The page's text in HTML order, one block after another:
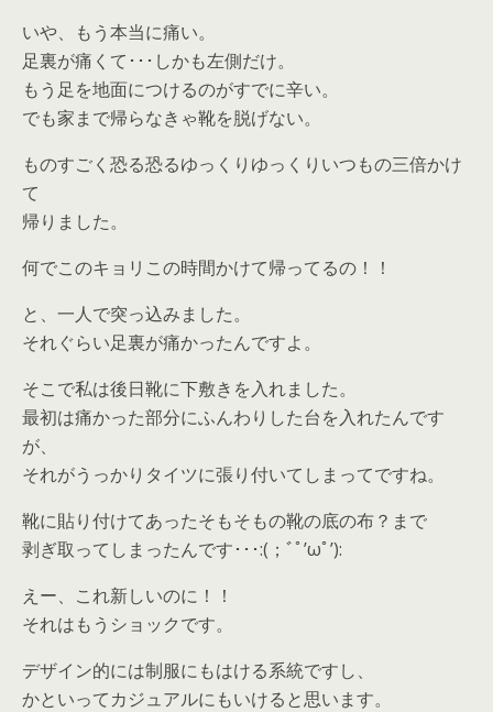
いや、もう本当に痛い。
足裏が痛くて･･･しかも左側だけ。
もう足を地面につけるのがすでに辛い。
でも家まで帰らなきゃ靴を脱げない。
ものすごく恐る恐るゆっくりゆっくりいつもの三倍かけ
て
帰りました。
何でこのキョリこの時間かけて帰ってるの！！
と、一人で突っ込みました。
それぐらい足裏が痛かったんですよ。
そこで私は後日靴に下敷きを入れました。
最初は痛かった部分にふんわりした台を入れたんです
が、
それがうっかりタイツに張り付いてしまってですね。
靴に貼り付けてあったそもそもの靴の底の布？まで
剥ぎ取ってしまったんです･･･:(；ﾞﾟ’ωﾟ’):
えー、これ新しいのに！！
それはもうショックです。
デザイン的には制服にもはける系統ですし、
かといってカジュアルにもいけると思います。